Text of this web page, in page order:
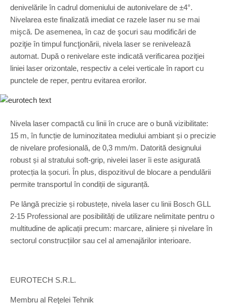
denivelările în cadrul domeniului de autonivelare de ±4°.
Nivelarea este finalizată imediat ce razele laser nu se mai
mişcă. De asemenea, în caz de şocuri sau modificări de
poziţie în timpul funcţionării, nivela laser se renivelează
automat. După o renivelare este indicată verificarea poziţiei
liniei laser orizontale, respectiv a celei verticale în raport cu
punctele de reper, pentru evitarea erorilor.
Nivela laser compactă cu linii în cruce are o bună vizibilitate:
15 m, în funcție de luminozitatea mediului ambiant și o precizie
de nivelare profesională, de 0,3 mm/m. Datorită designului
robust și al stratului soft-grip, nivelei laser îi este asigurată
protecția la șocuri. În plus, dispozitivul de blocare a pendulării
permite transportul în condiții de siguranță.
Pe lângă precizie și robustețe, nivela laser cu linii Bosch GLL
2-15 Professional are posibilități de utilizare nelimitate pentru o
multitudine de aplicații precum: marcare, aliniere și nivelare în
sectorul construcțiilor sau cel al amenajărilor interioare.
EUROTECH S.R.L.
Membru al Reţelei Tehnik